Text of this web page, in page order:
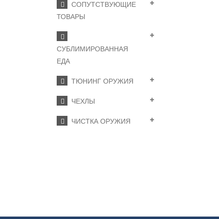
СОПУТСТВУЮЩИЕ
ТОВАРЫ
СУБЛИМИРОВАННАЯ
ЕДА
ТЮНИНГ ОРУЖИЯ
ЧЕХЛЫ
ЧИСТКА ОРУЖИЯ